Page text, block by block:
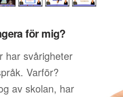
för mig?
har svårigheter
Varför?
av skolan, har